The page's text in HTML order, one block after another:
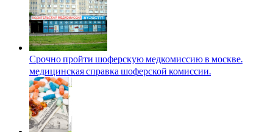
Срочно пройти шоферскую медкомиссию в москве.
медицинская справка шоферской комиссии.